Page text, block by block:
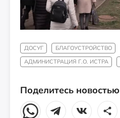
ДОСУГ
БЛАГОУСТРОЙСТВО
АДМИНИСТРАЦИЯ Г.О. ИСТРА
Поделитесь новостью